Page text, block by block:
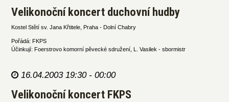
Velikonoční koncert duchovní hudby
Kostel Stětí sv. Jana Křtitele, Praha - Dolní Chabry
Pořádá: FKPS
Účinkují: Foerstrovo komorní pěvecké sdružení, L. Vasilek - sbormistr
16.04.2003 19:30 - 00:00
Velikonoční koncert FKPS